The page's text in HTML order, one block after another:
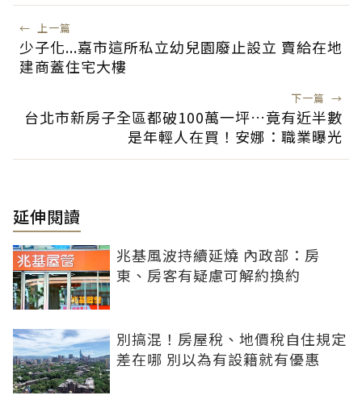
← 上一篇
少子化...嘉市這所私立幼兒園廢止設立 賣給在地
建商蓋住宅大樓
下一篇 →
台北市新房子全區都破100萬一坪…竟有近半數
是年輕人在買！安娜：職業曝光
延伸閱讀
兆基風波持續延燒 內政部：房
東、房客有疑慮可解約換約
別搞混！房屋稅、地價稅自住規定
差在哪 別以為有設籍就有優惠